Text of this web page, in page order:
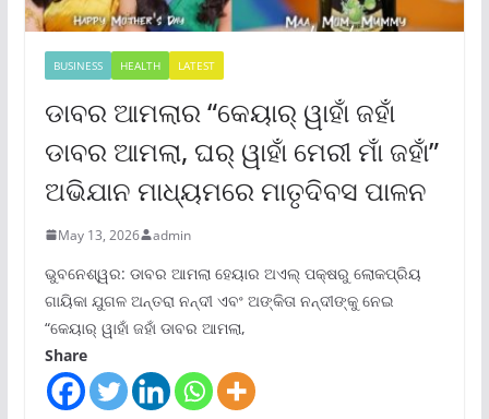
BUSINESS HEALTH LATEST
ଡାବର ଆମଲାର “କେୟାର୍ ୱାହାଁ ଜହାଁ
ଡାବର ଆମଲା, ଘର୍ ୱାହାଁ ମେରୀ ମାଁ ଜହାଁ”
ଅଭିଯାନ ମାଧ୍ୟମରେ ମାତୃଦିବସ ପାଳନ
May 13, 2026 admin
ଭୁବନେଶ୍ୱର: ଡାବର ଆମଲା ହେୟାର ଅଏଲ୍ ପକ୍ଷରୁ ଲୋକପ୍ରିୟ
ଗାୟିକା ଯୁଗଳ ଅନ୍ତରା ନନ୍ଦୀ ଏବଂ ଅଙ୍କିତା ନନ୍ଦୀଙ୍କୁ ନେଇ
“କେୟାର୍ ୱାହାଁ ଜହାଁ ଡାବର ଆମଲା,
Share